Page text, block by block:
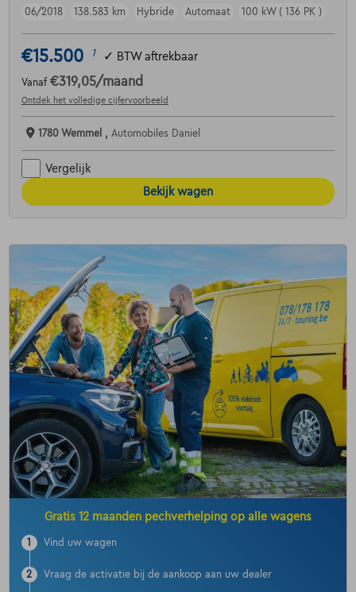
06/2018 138.583 km Hybride Automaat 100 kW ( 136 PK )
€15.500 1 ✓ BTW aftrekbaar
Vanaf €319,05/maand
Ontdek het volledige cijfervoorbeeld
1780 Wemmel , Automobiles Daniel
Vergelijk
Bekijk wagen
Gratis 12 maanden pechverhelping op alle wagens
1 Vind uw wagen
2 Vraag de activatie bij de aankoop aan uw dealer